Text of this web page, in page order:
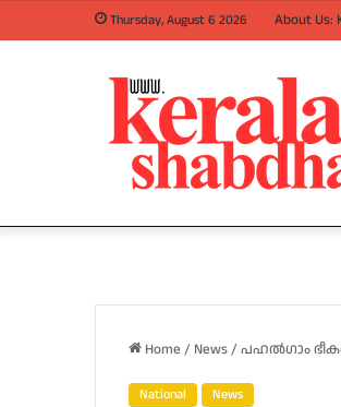
Thursday, August 6 2026 About Us:
Home / News/പഹല്‍ഗാം
National News